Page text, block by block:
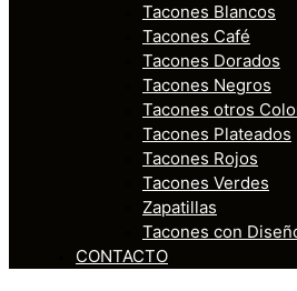
Tacones Blancos
Tacones Café
Tacones Dorados
Tacones Negros
Tacones otros
Tacones Plateados
Tacones Rojos
Tacones Verdes
Zapatillas
Tacones con
CONTACTO